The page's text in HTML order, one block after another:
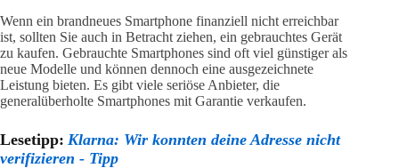
Wenn ein brandneues Smartphone finanziell nicht erreichbar
ist, sollten Sie auch in Betracht ziehen, ein gebrauchtes Gerät
zu kaufen. Gebrauchte Smartphones sind oft viel günstiger als
neue Modelle und können dennoch eine ausgezeichnete
Leistung bieten. Es gibt viele seriöse Anbieter, die
generalüberholte Smartphones mit Garantie verkaufen.
Lesetipp: Klarna: Wir konnten deine Adresse nicht
verifizieren - Tipp